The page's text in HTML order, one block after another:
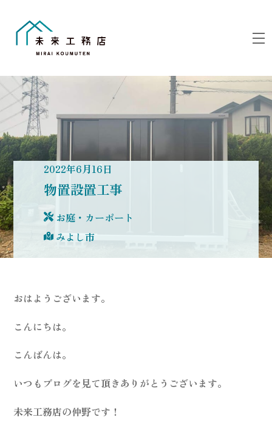
2022年6月16日
物置設置工事
お庭・カーポート
みよし市
おはようございます。
こんにちは。
こんばんは。
いつもブログを見て頂きありがとうございます。
未来工務店の仲野です！